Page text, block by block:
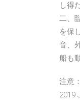
し得
二、
を保
音、
船も
注意
2019